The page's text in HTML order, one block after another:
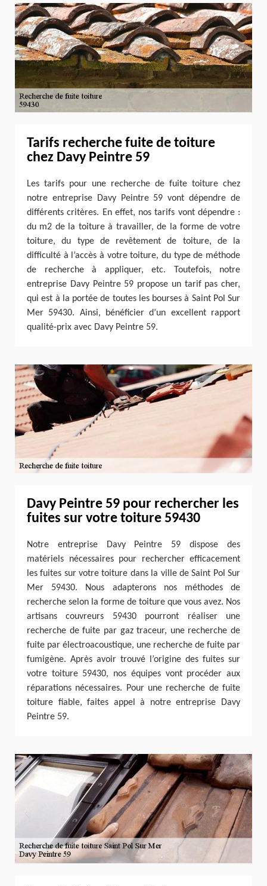
Tarifs recherche fuite de toiture
chez Davy Peintre 59
Les tarifs pour une recherche de fuite toiture chez
notre entreprise Davy Peintre 59 vont dépendre de
différents critères. En effet, nos tarifs vont dépendre :
du m2 de la toiture à travailler, de la forme de votre
toiture, du type de revêtement de toiture, de la
difficulté à l’accès à votre toiture, du type de méthode
de recherche à appliquer, etc. Toutefois, notre
entreprise Davy Peintre 59 propose un tarif pas cher,
qui est à la portée de toutes les bourses à Saint Pol Sur
Mer 59430. Ainsi, bénéficier d’un excellent rapport
qualité-prix avec Davy Peintre 59.
Davy Peintre 59 pour rechercher les
fuites sur votre toiture 59430
Notre entreprise Davy Peintre 59 dispose des
matériels nécessaires pour rechercher efficacement
les fuites sur votre toiture dans la ville de Saint Pol Sur
Mer 59430. Nous adapterons nos méthodes de
recherche selon la forme de toiture que vous avez. Nos
artisans couvreurs 59430 pourront réaliser une
recherche de fuite par gaz traceur, une recherche de
fuite par électroacoustique, une recherche de fuite par
fumigène. Après avoir trouvé l’origine des fuites sur
votre toiture 59430, nos équipes vont procéder aux
réparations nécessaires. Pour une recherche de fuite
toiture fiable, faites appel à notre entreprise Davy
Peintre 59.